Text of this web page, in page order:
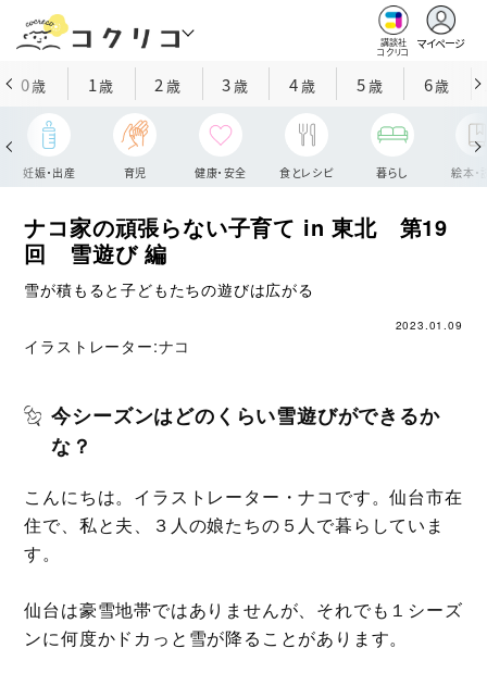
講談社
コクリコ
マイページ
0歳 1歳 2 歳 3歳 4歳 5歳 6歳
妊娠・出産 育児 健康・安全 食とレシピ 暮らし 絵本・
ナコ家の頑張らない子育て in 東北 第19
回 雪遊び 編
雪が積もると子どもたちの遊びは広がる
2023.01.09
イラストレーター:ナコ
今シーズンはどのくらい雪遊びができるか
な？
こんにちは。イラストレーター・ナコです。仙台市在
住で、私と夫、３人の娘たちの５人で暮らしていま
す。
仙台は豪雪地帯ではありませんが、それでも１シーズ
ンに何度かドカっと雪が降ることがあります。